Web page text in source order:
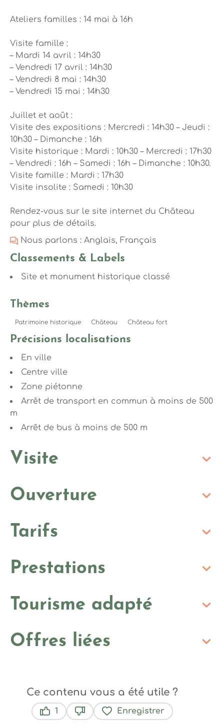
Ateliers familles : 14 mai à 16h
Visite famille :
– Mardi 14 avril : 14h30
– Vendredi 17 avril : 14h30
– Vendredi 8 mai : 14h30
– Vendredi 15 mai : 14h30
Juillet et août :
Visite des expositions : Mercredi : 14h30 – Jeudi :
10h30 – Dimanche : 16h
Visite historique : Mardi : 10h30 – Mercredi : 17h30
– Vendredi : 16h – Samedi : 16h – Dimanche : 10h30.
Visite famille : Mardi : 17h30
Visite insolite : Samedi : 10h30
Rendez-vous sur le site internet du Château
pour plus de détails.
Nous parlons : Anglais, Français
Classements & Labels
Site et monument historique classé
Thèmes
Patrimoine historique Château Château fort
Précisions localisations
En ville
Centre ville
Zone piétonne
Arrêt de transport en commun à moins de 500
m
Arrêt de bus à moins de 500 m
Visite
Ouverture
Tarifs
Prestations
Tourisme adapté
Offres liées
Ce contenu vous a été utile ?
1
Enregistrer